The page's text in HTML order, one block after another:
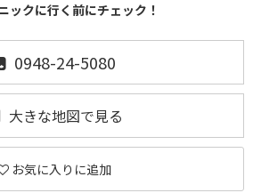
ックに行く前にチェック！
0948-24-5080
大きな地図で見る
お気に入りに追加